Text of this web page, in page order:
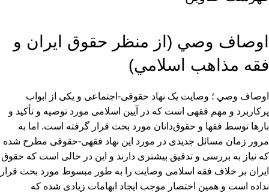
اوصاف وصي (از منظر حقوق ايران و
فقه مذاهب اسلامي)
اوصاف وصي ؛ وصایت یک نهاد حقوقی-اجتماعی و یکی از ابواب
پرکاربرد و مهم فقهی است که در آیین اسلامی مورد توصیه و تأکید و
بارها توسط فقها و حقوق‌دانان مورد بحث قرار گرفته است. اما به
مرور زمان مسائل جدیدی در مورد این نهاد فقهی-حقوقی مطرح شده
که نیاز به بررسی و تدقیق بیشتری دارند و این در حالی است که حقوق
ایران بر خلاف فقه اسلامی وصایت را به طور مبسوط مورد بحث قرار
نداده است و همین اختصار موجب ایجاد ابهامات زیادی شده که